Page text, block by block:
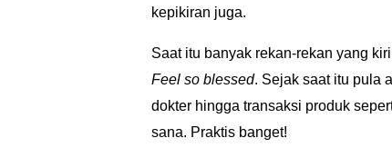
kepikiran juga.
Saat itu banyak rekan-rekan yang
Feel so blessed. Sejak saat itu pula
dokter hingga transaksi produk
sana. Praktis banget!